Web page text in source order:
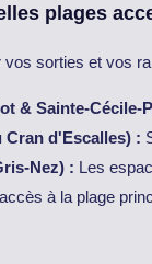
plages
sorties et vos
& Sainte-Cécile-
Cran d'Escalles) :
Nez) : Les
à la plage